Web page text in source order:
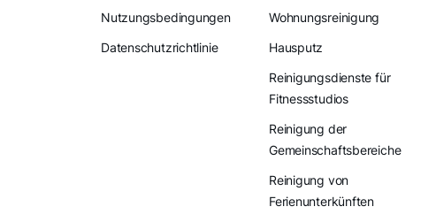
Nutzungsbedingungen
Datenschutzrichtlinie
Wohnungsreinigung
Hausputz
Reinigungsdienste für
Fitnessstudios
Reinigung der
Gemeinschaftsbereiche
Reinigung von
Ferienunterkünften